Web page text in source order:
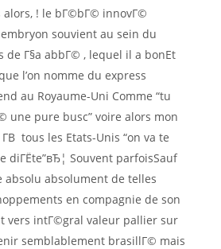
alors, ! le bГ©bГ© innovГ©
souvient au sein du
de Г§a abbГ© , lequel il a bonEt
l’on nomme du express
au Royaume-Uni Comme “tu
une pure busc” voire alors mon
tous les Etats-Unis “on va te
diГЁte”вЂ¦ Souvent parfoisSauf
absolu absolument de telles
en compagnie de son
vers intГ©gral valeur pallier sur
semblablement brasillГ© mais